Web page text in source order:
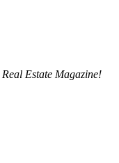
Real Estate Magazine!